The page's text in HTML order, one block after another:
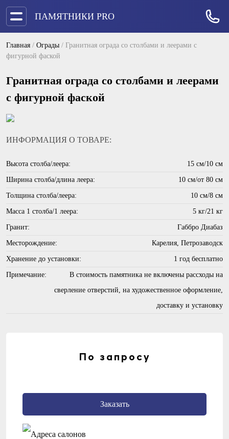
ПАМЯТНИКИ PRO
Главная / Ограды / Гранитная ограда со столбами и леерами с
фигурной фаской
Гранитная ограда со столбами и леерами
с фигурной фаской
ИНФОРМАЦИЯ О ТОВАРЕ:
Высота столба/леера: 15 см/10 см
Ширина столба/длина леера: 10 см/от 80 см
Толщина столба/леера: 10 см/8 см
Масса 1 столба/1 леера: 5 кг/21 кг
Гранит: Габбро Диабаз
Месторождение: Карелия, Петрозаводск
Хранение до установки: 1 год бесплатно
Примечание:
В стоимость памятника не включены рассходы на
сверление отверстий, на художественное оформление,
доставку и установку
По запросу
Заказать
Адреса салонов